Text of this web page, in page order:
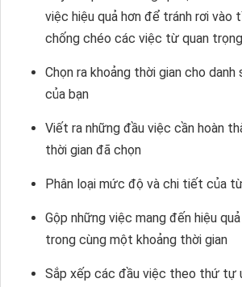
việc hiệu quả hơn để tránh rơi vào
chống chéo các việc từ quan
Chọn ra khoảng thời gian cho danh
của bạn
Viết ra những đầu việc cần hoàn
thời gian đã chọn
Phân loại mức độ và chi tiết của
Gộp những việc mang đến hiệu
trong cùng một khoảng thời gian
Sắp xếp các đầu việc theo thứ tự